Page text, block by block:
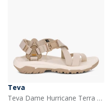
Teva
Teva Dame Hurricane Terra Dactyl Sandaler Birch